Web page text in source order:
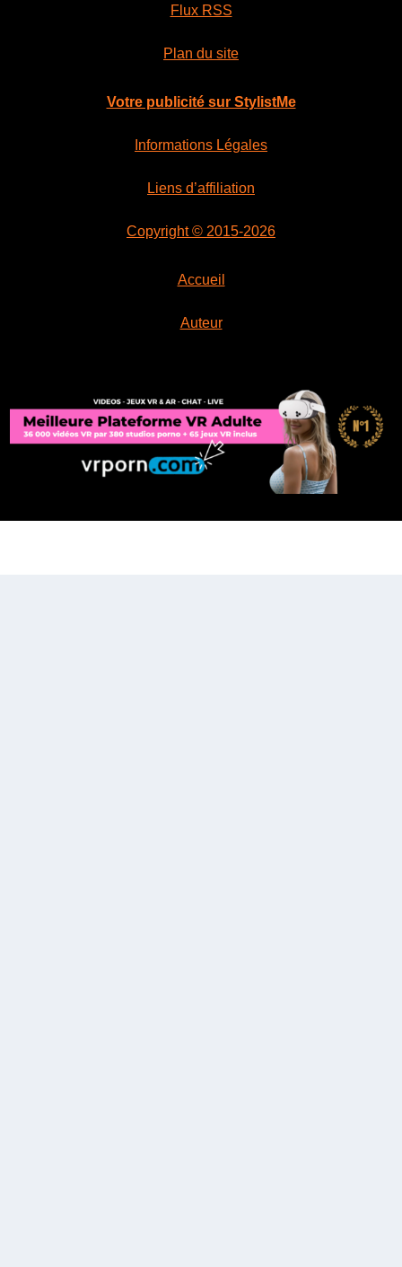
Flux RSS
Plan du site
Votre publicité sur StylistMe
Informations Légales
Liens d’affiliation
Copyright © 2015-2026
Accueil
Auteur